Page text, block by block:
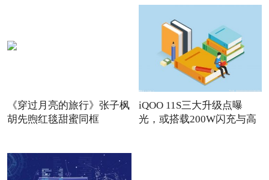
《穿过月亮的旅行》张子枫
胡先煦红毯甜蜜同框
iQOO 11S三大升级点曝
光，或搭载200W闪充与高